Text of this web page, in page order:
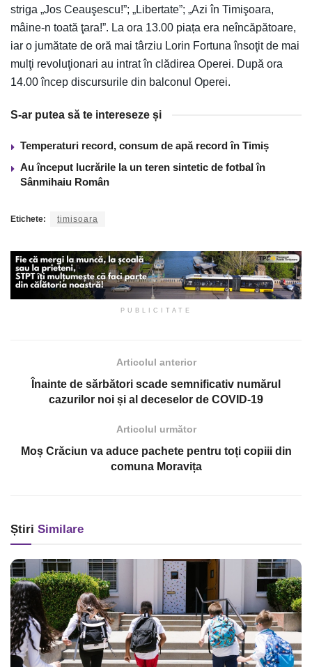
striga „Jos Ceauşescu!”; „Libertate”; „Azi în Timişoara,
mâine-n toată ţara!”. La ora 13.00 piața era neîncăpătoare,
iar o jumătate de oră mai târziu Lorin Fortuna însoţit de mai
mulţi revoluţionari au intrat în clădirea Operei. După ora
14.00 încep discursurile din balconul Operei.
S-ar putea să te intereseze și
Temperaturi record, consum de apă record în Timiș
Au început lucrările la un teren sintetic de fotbal în
Sânmihaiu Român
Etichete: timisoara
PUBLICITATE
Articolul anterior
Înainte de sărbători scade semnificativ numărul
cazurilor noi și al deceselor de COVID-19
Articolul următor
Moș Crăciun va aduce pachete pentru toți copiii din
comuna Moravița
Știri Similare